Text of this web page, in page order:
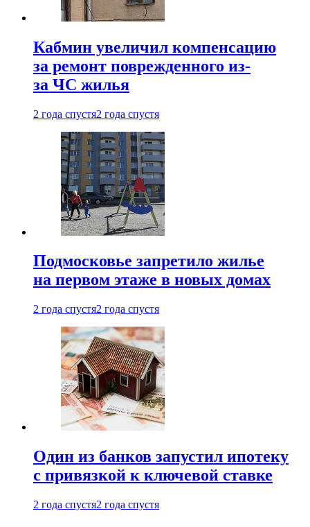
Кабмин увеличил компенсацию
за ремонт поврежденного из-
за ЧС жилья
2 года спустя2 года спустя
Подмосковье запретило жилье
на первом этаже в новых домах
2 года спустя2 года спустя
Один из банков запустил ипотеку
с привязкой к ключевой ставке
2 года спустя2 года спустя